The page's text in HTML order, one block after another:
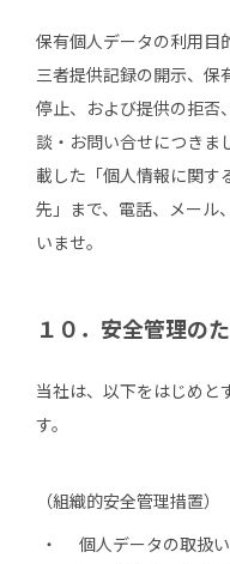
保有個人データの利用目
三者提供記録の開示、保
停止、および提供の拒否
談・お問い合せにつきま
載した「個人情報に関す
先」まで、電話、メール
いませ。
１０．安全管理の
当社は、以下をはじめと
す。
（組織的安全管理措置）
個人データの取扱